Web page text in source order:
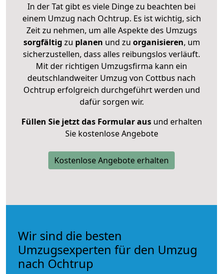
In der Tat gibt es viele Dinge zu beachten bei
einem Umzug nach Ochtrup. Es ist wichtig, sich
Zeit zu nehmen, um alle Aspekte des Umzugs
sorgfältig zu planen und zu organisieren, um
sicherzustellen, dass alles reibungslos verläuft.
Mit der richtigen Umzugsfirma kann ein
deutschlandweiter Umzug von Cottbus nach
Ochtrup erfolgreich durchgeführt werden und
dafür sorgen wir.
Füllen Sie jetzt das Formular ausund erhalten
Sie kostenlose Angebote
Kostenlose Angebote erhalten
Wir sind die besten
Umzugsexperten für den Umzug
nach Ochtrup